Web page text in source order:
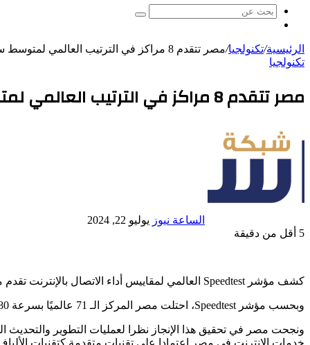
بحث
الرئيسية/تكنولجيا/مصر تتقدم 8 مراكز في الترتيب العالمي لمتوسط سرعات الإنترنت الثابت
تكنولجيا
مصر تتقدم 8 مراكز في الترتيب العالمي لمتوسط سرعات الإنترنت الثابت
الساعة نيوز يوليو 22, 2024
5 أقل من دقيقة
كشف مؤشر Speedtest العالمي لمقاييس أداء الاتصال بالإنترنت تقدم مصر 8 مراكز في الترتيب العالمي لمتوسط سرعات الإنترنت، خلال شهر يونيو 2024 مقارنة بشهر مايو 2024.
وبحسب مؤشر Speedtest، احتلت مصر المركز الـ 71 عالميًا بسرعة 80 ميجابت/ث في الثانية بدلًا من المركز الـ 79 في مايو الماضي بسرعة 75.44 ميجابت/ث
ونجحت مصر في تحقيق هذا الإنجاز نظرا لعمليات التطوير والتحديث
خدمات الإنترنت في مصر اعتمادا على تقنيات متقدمة كتقنيات